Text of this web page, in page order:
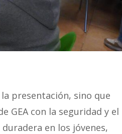
presentación, sino que
GEA con la seguridad y el
en los jóvenes,